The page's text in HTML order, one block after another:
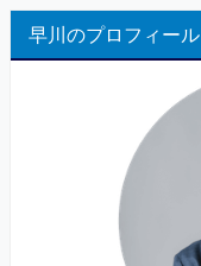
早川のプロフィール